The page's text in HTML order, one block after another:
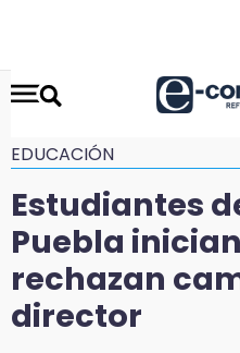
EDUCACIÓN
Estudiantes
Puebla
rechazan
director